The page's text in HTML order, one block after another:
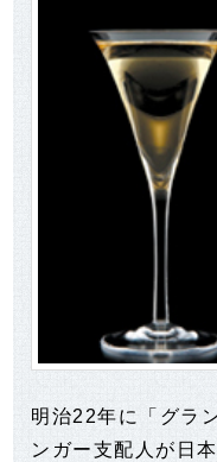
明治22年に「グラ
ンガー支配人が日